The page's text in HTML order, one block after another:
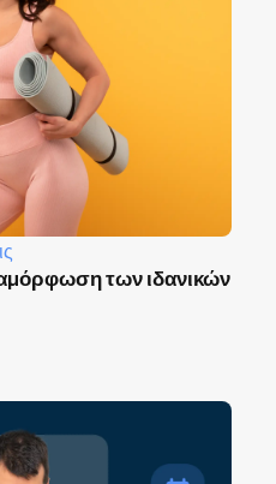
των ιδανικών